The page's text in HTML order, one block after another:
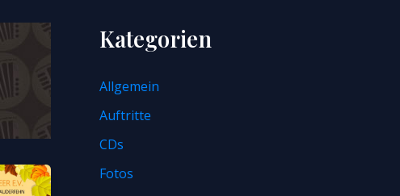
Kategorien
Allgemein
Auftritte
CDs
Fotos